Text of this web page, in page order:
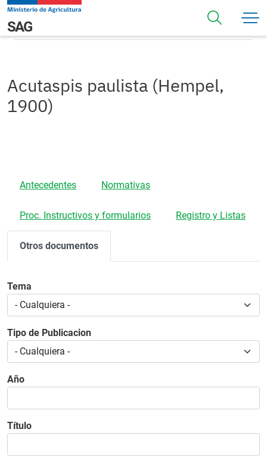
Pasar al contenido principal
Navegación principal
SAGOtros Documentos
Acutaspis paulista (Hempel,
1900)
Antecedentes Normativas
Proc. Instructivos y formularios Registro y Listas
Otros documentos
Tema
Tipo de Publicacion
Año
Título